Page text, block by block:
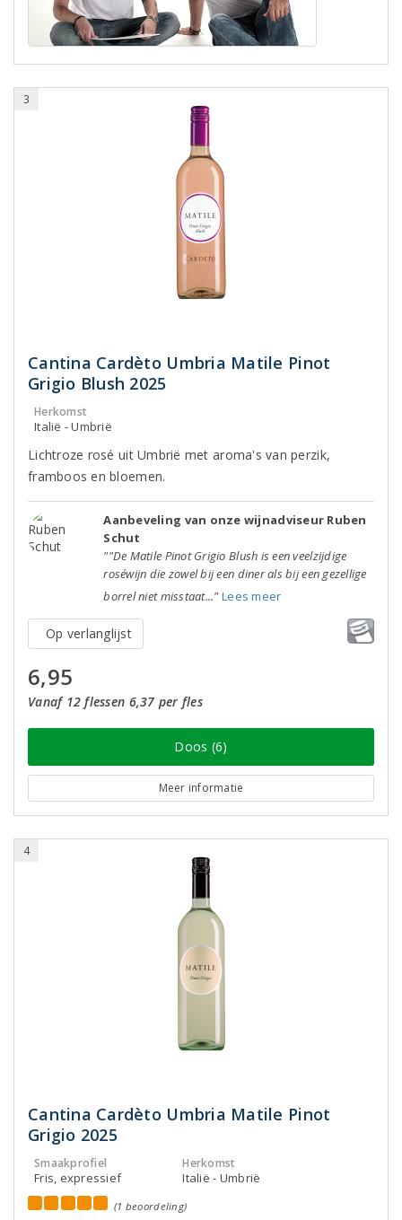
3
Cantina Cardèto Umbria Matile Pinot
Grigio Blush 2025
Herkomst
Italië - Umbrië
Lichtroze rosé uit Umbrië met aroma's van perzik,
framboos en bloemen.
Aanbeveling van onze wijnadviseur Ruben
Schut
""De Matile Pinot Grigio Blush is een veelzijdige
roséwijn die zowel bij een diner als bij een gezellige
borrel niet misstaat..." Lees meer
Op verlanglijst
6,95
Vanaf 12 flessen 6,37 per fles
Doos (6)
Meer informatie
4
Cantina Cardèto Umbria Matile Pinot
Grigio 2025
Smaakprofiel
Fris, expressief
Herkomst
Italië - Umbrië
(1 beoordeling)